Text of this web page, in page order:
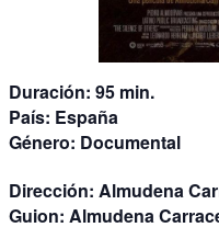
Duración: 95 min.
País: España
Género: Documental
Dirección: Almudena
Guion: Almudena